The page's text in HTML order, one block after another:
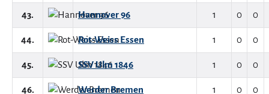
43. Hannover 96 1 0 0
44. Rot-Weiss Essen 1 0 0
45. SSV Ulm 1846 1 0 0
46. Werder Bremen 1 0 0